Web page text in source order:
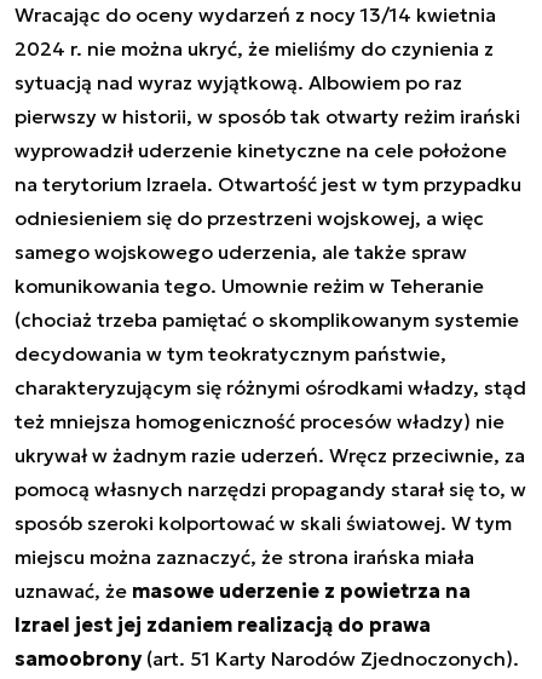
Wracając do oceny wydarzeń z nocy 13/14 kwietnia
2024 r. nie można ukryć, że mieliśmy do czynienia z
sytuacją nad wyraz wyjątkową. Albowiem po raz
pierwszy w historii, w sposób tak otwarty reżim irański
wyprowadził uderzenie kinetyczne na cele położone
na terytorium Izraela. Otwartość jest w tym przypadku
odniesieniem się do przestrzeni wojskowej, a więc
samego wojskowego uderzenia, ale także spraw
komunikowania tego. Umownie reżim w Teheranie
(chociaż trzeba pamiętać o skomplikowanym systemie
decydowania w tym teokratycznym państwie,
charakteryzującym się różnymi ośrodkami władzy, stąd
też mniejsza homogeniczność procesów władzy) nie
ukrywał w żadnym razie uderzeń. Wręcz przeciwnie, za
pomocą własnych narzędzi propagandy starał się to, w
sposób szeroki kolportować w skali światowej. W tym
miejscu można zaznaczyć, że strona irańska miała
uznawać, że masowe uderzenie z powietrza na
Izrael jest jej zdaniem realizacją do prawa
samoobrony(art. 51 Karty Narodów Zjednoczonych).